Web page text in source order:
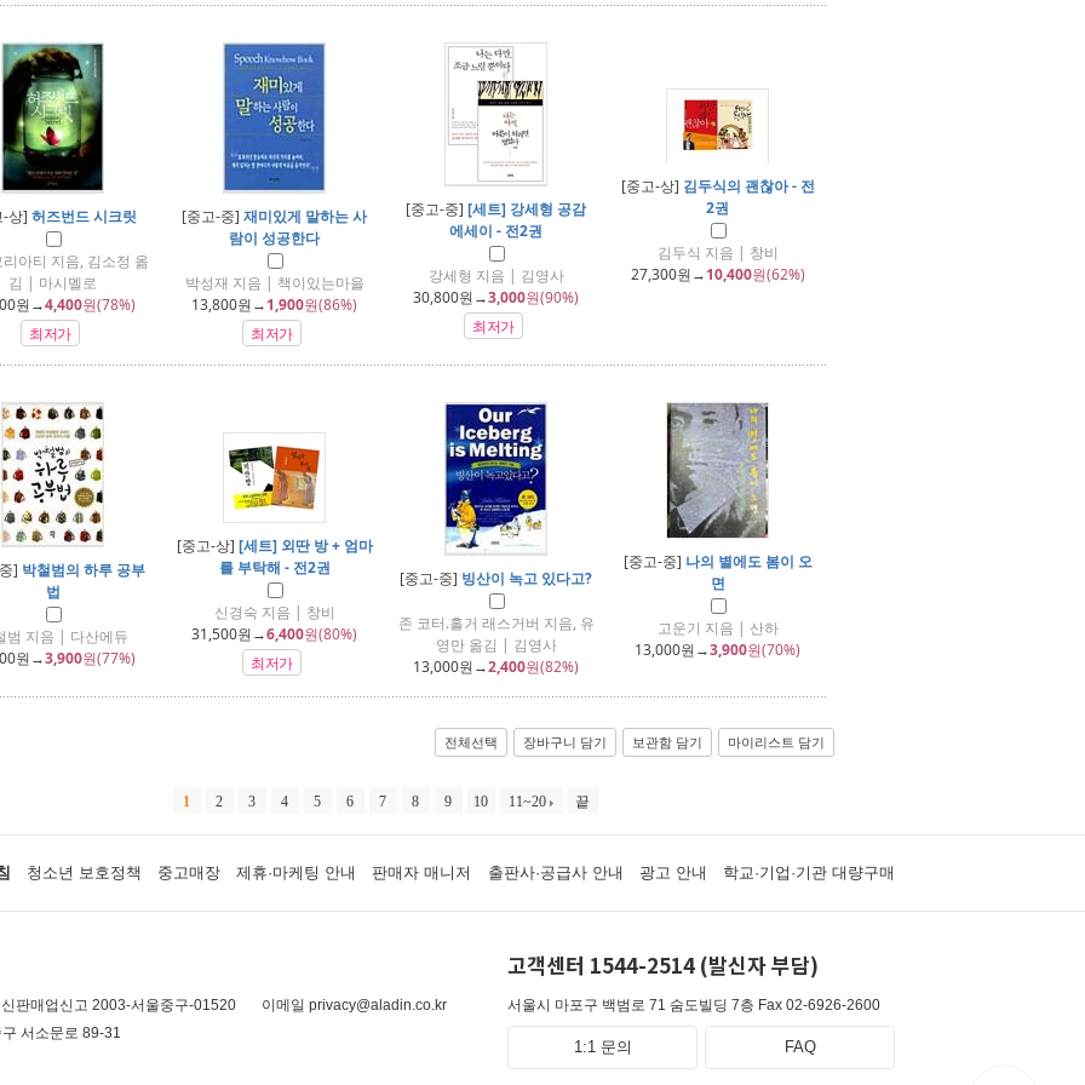
-상] 허즈번드 시크릿
리아티 지음, 김소정 옮
김 | 마시멜로
원→4,400원(78%)
최저가
[중고-중] 재미있게 말하는 사
람이 성공한다
박성재 지음 | 책이있는마을
13,800원→1,900원(86%)
최저가
[중고-중] [세트] 강세형 공감
에세이 - 전2권
강세형 지음 | 김영사
30,800원→3,000원(90%)
최저가
[중고-상] 김두식의 괜찮아 - 전
2권
김두식 지음 | 창비
27,300원→10,400원(62%)
] 박철범의 하루 공부
법
범 지음 | 다산에듀
원→3,900원(77%)
[중고-상] [세트] 외딴 방 + 엄마
를 부탁해 - 전2권
신경숙 지음 | 창비
31,500원→6,400원(80%)
최저가
[중고-중] 빙산이 녹고 있다고?
존 코터.홀거 래스거버 지음, 유
영만 옮김 | 김영사
13,000원→2,400원(82%)
[중고-중] 나의 별에도 봄이 오
면
고운기 지음 | 산하
13,000원→3,900원(70%)
전체선택 장바구니 담기 보관함 담기 마이리스트 담기
1 2 3 4 5 6 7 8 9 10 11~20 끝
청소년 보호정책 중고매장 제휴·마케팅 안내 판매자 매니저 출판사·공급사 안내 광고 안내 학교·기업·기관 대량구매
판매업신고 2003-서울중구-01520
이메일 privacy@aladin.co.kr
서소문로 89-31
고객센터 1544-2514 (발신자 부담)
서울시 마포구 백범로 71 숨도빌딩 7층 Fax 02-6926-2600
1:1 문의 FAQ